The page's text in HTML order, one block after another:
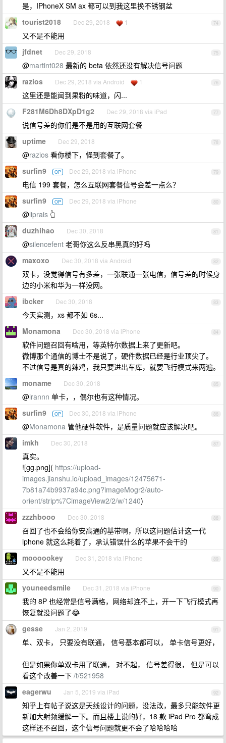
是，IPhoneX SM ax 都可以到我这里换不锈钢盆
74
tourist2018 Dec 29, 2018 1
又不是不能用
75
jfdnet Dec 29, 2018
@martint028 最新的 beta 依然还没有解决信号问题
76
razios Dec 29, 2018 via Android 1
这里还是能闻到果粉的味道，闪...
77
F281M6Dh8DXpD1g2 Dec 29, 2018 via iPad
说信号差的你们是不是用的互联网套餐
78
uptime Dec 29, 2018
@razios 看你楼下，怪到套餐了。
79
surfin9 OP Dec 29, 2018 via iPhone
电信 199 套餐，怎么互联网套餐信号会差一点么？
80
surfin9 OP Dec 29, 2018 via iPhone
@liprais 👆
81
duzhihao Dec 30, 2018
@silencefent 老哥你这么反串黑真的好吗
82
maxoxo Dec 30, 2018 via Android
双卡，没觉得信号有多差，一张联通一张电信，信号差的时候身
边的小米和华为一样没网。
83
ibcker Dec 30, 2018
今天实测，xs 都不如 6s...
84
Monamona Dec 30, 2018 via iPhone
软件问题召回有啥用，等英特尔数据上来了更新吧。
微博那个通信的博士不是说了，硬件数据已经是行业顶尖了。
不过信号是真的辣鸡，我只要进出车库，就要飞行模式来两遍。
85
moname Dec 30, 2018
@lrannn 单卡，，偶尔也有这种情况。
86
surfin9 OP Dec 30, 2018 via iPhone
@Monamona 管他硬件软件，是质量问题就应该解决吧。
87
imkh Dec 30, 2018
真实。
![gg.png]( https://upload-
images.jianshu.io/upload_images/12475671-
7b81a74b9937a94c.png?imageMogr2/auto-
orient/strip%7CimageView2/2/w/1240)
88
zzzhbooo Dec 30, 2018
召回了也不会给你安高通的基带啊，所以这问题估计这一代
iphone 就这么耗着了，承认错误什么的苹果不会干的
89
moooookey Dec 31, 2018 via iPhone
又不是不能用
90
youneedsmile Dec 31, 2018 via iPhone
我的 8P 也经常是信号满格，网络却连不上，开一下飞行模式再
恢复就没问题了😂
91
gesse Jan 2, 2019
单、双卡， 只要没有联通， 信号基本都可以， 单卡信号更好，
但是如果你单双卡用了联通， 对不起， 信号差得很， 但是可以
看这个改善一下 /t/521958
92
eagerwu Jan 5, 2019 via iPad
知乎上有帖子说这是天线设计的问题，没法改，最多只能软件更
新加大射频缓解一下。而且楼上说的好，18 款 iPad Pro 都弯成
这样还不召回，这个信号问题就更不会了哈哈哈哈